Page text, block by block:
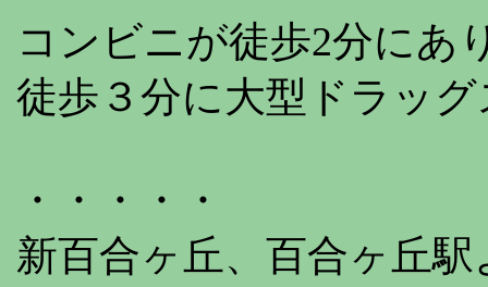
コンビニが徒歩2分にあ
徒歩３分に大型ドラッ
・・・・・
新百合ヶ丘、百合ヶ丘駅